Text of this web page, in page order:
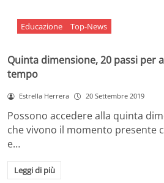
Educazione Top-News
Quinta dimensione, 20 passi per
tempo
Estrella Herrera 20 Settembre 2019
Possono accedere alla quinta
che vivono il momento presente
e…
Leggi di più